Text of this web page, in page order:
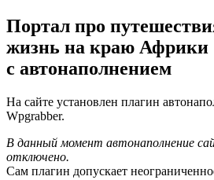
Портал про
жизнь на краю Африки
с автонаполнением
На сайте установлен плагин
Wpgrabber.
В данный момент автонаполнение
отключено.
Сам плагин допускает